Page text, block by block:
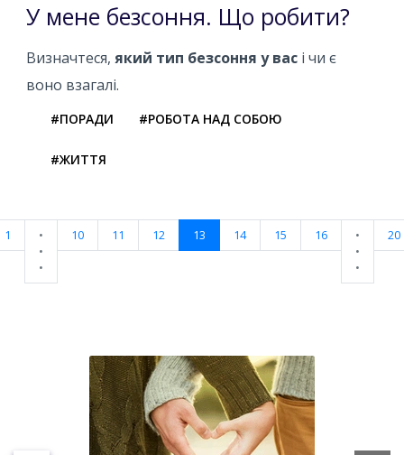
У мене безсоння. Що робити?
Визначтеся, який тип безсоння у вас і чи є
воно взагалі.
#ПОРАДИ #РОБОТА НАД СОБОЮ
#ЖИТТЯ
1
•
•
•
10 11 12 13 14 15 16
•
•
•
20